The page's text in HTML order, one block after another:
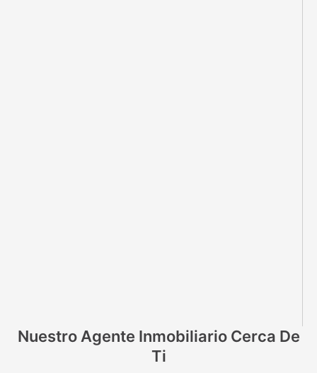
Nuestro Agente Inmobiliario Cerca De
Ti